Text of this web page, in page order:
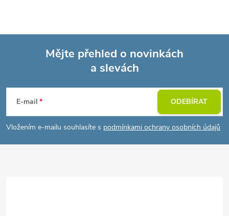
p
a
Mějte přehled o novinkách
a slevách
E-mail
Vložením e-mailu souhlasíte s podmínkami ochrany osobních údajů
ODEBÍRAT